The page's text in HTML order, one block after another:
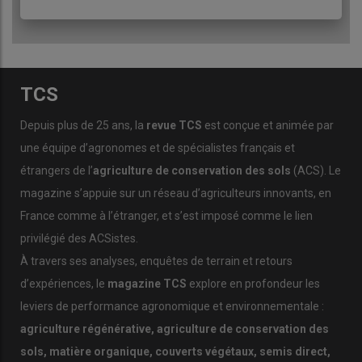
biodiversité. Dans cette optique, il a rejoint rapidement le
réseau Wildfarmed.
Wildfarmed, un réseau d’agriculteurs
En 2022, David intègre le réseau Wildfarmed, qui rassemble
réduction d’utilisation d’intrants.
d’expérimentations et une valorisation commerciale.
d’herbicides, ni d’insecticides ou de fongicides et demande une
réduction d’utilisation d’engrais de synthèse avec un maximum
de 80 unités d’azote par hectare sur blé par exemple.
Aujourd’hui, aucun insecticide n’est plus utilisé sur l’exploitation
TCS
Depuis plus de 25 ans, la revue TCS est conçue et animée par
une équipe d’agronomes et de spécialistes français et
étrangers de l’agriculture de conservation des sols (ACS). Le
magazine s’appuie sur un réseau d’agriculteurs innovants, en
France comme à l’étranger, et s’est imposé comme le lien
privilégié des ACSistes.
À travers ses analyses, enquêtes de terrain et retours
d’expériences, le magazine TCS explore en profondeur les
leviers de performance agronomique et environnementale :
agriculture régénérative, agriculture de conservation des
sols, matière organique, couverts végétaux, semis direct,